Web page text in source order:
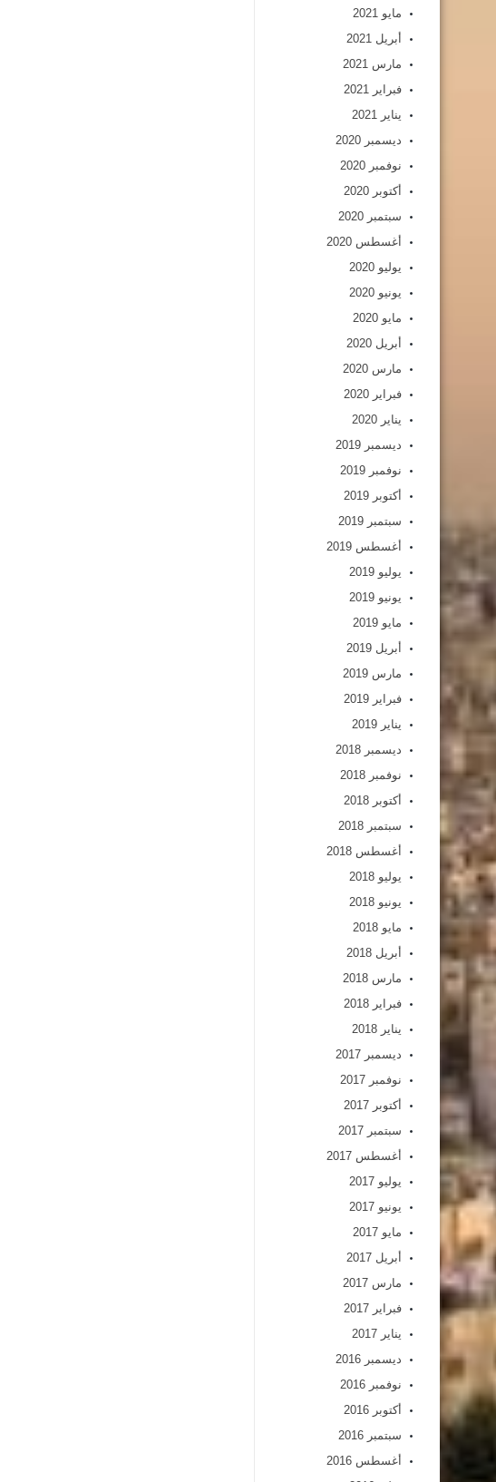
مايو 2021
أبريل 2021
مارس 2021
فبراير 2021
يناير 2021
ديسمبر 2020
نوفمبر 2020
أكتوبر 2020
سبتمبر 2020
أغسطس 2020
يوليو 2020
يونيو 2020
مايو 2020
أبريل 2020
مارس 2020
فبراير 2020
يناير 2020
ديسمبر 2019
نوفمبر 2019
أكتوبر 2019
سبتمبر 2019
أغسطس 2019
يوليو 2019
يونيو 2019
مايو 2019
أبريل 2019
مارس 2019
فبراير 2019
يناير 2019
ديسمبر 2018
نوفمبر 2018
أكتوبر 2018
سبتمبر 2018
أغسطس 2018
يوليو 2018
يونيو 2018
مايو 2018
أبريل 2018
مارس 2018
فبراير 2018
يناير 2018
ديسمبر 2017
نوفمبر 2017
أكتوبر 2017
سبتمبر 2017
أغسطس 2017
يوليو 2017
يونيو 2017
مايو 2017
أبريل 2017
مارس 2017
فبراير 2017
يناير 2017
ديسمبر 2016
نوفمبر 2016
أكتوبر 2016
سبتمبر 2016
أغسطس 2016